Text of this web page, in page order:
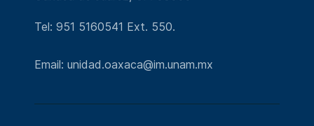
Tel: 951 5160541 Ext. 550.
Email: unidad.oaxaca@im.unam.mx